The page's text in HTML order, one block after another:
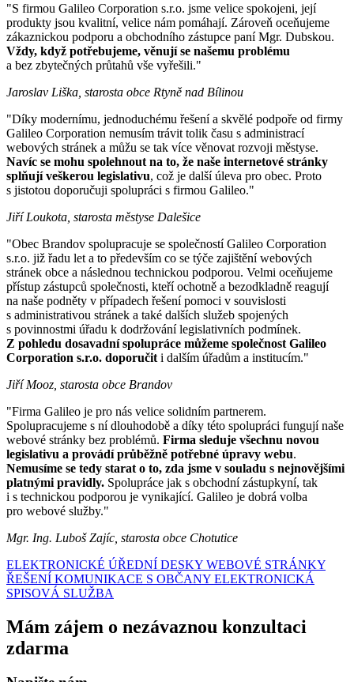
"S firmou Galileo Corporation s.r.o. jsme velice spokojeni, její
produkty jsou kvalitní, velice nám pomáhají. Zároveň oceňujeme
zákaznickou podporu a obchodního zástupce paní Mgr. Dubskou.
Vždy, když potřebujeme, věnují se našemu problému
a bez zbytečných průtahů vše vyřešili."
Jaroslav Liška, starosta obce Rtyně nad Bílinou
"Díky modernímu, jednoduchému řešení a skvělé podpoře od firmy
Galileo Corporation nemusím trávit tolik času s administrací
webových stránek a můžu se tak více věnovat rozvoji městyse.
Navíc se mohu spolehnout na to, že naše internetové stránky
splňují veškerou legislativu, což je další úleva pro obec. Proto
s jistotou doporučuji spolupráci s firmou Galileo."
Jiří Loukota, starosta městyse Dalešice
"Obec Brandov spolupracuje se společností Galileo Corporation
s.r.o. již řadu let a to především co se týče zajištění webových
stránek obce a následnou technickou podporou. Velmi oceňujeme
přístup zástupců společnosti, kteří ochotně a bezodkladně reagují
na naše podněty v případech řešení pomoci v souvislosti
s administrativou stránek a také dalších služeb spojených
s povinnostmi úřadu k dodržování legislativních podmínek.
Z pohledu dosavadní spolupráce můžeme společnost Galileo
Corporation s.r.o. doporučit i dalším úřadům a institucím."
Jiří Mooz, starosta obce Brandov
"Firma Galileo je pro nás velice solidním partnerem.
Spolupracujeme s ní dlouhodobě a díky této spolupráci fungují naše
webové stránky bez problémů. Firma sleduje všechnu novou
legislativu a provádí průběžně potřebné úpravy webu.
Nemusíme se tedy starat o to, zda jsme v souladu s nejnovějšími
platnými pravidly. Spolupráce jak s obchodní zástupkyní, tak
i s technickou podporou je vynikající. Galileo je dobrá volba
pro webové služby."
Mgr. Ing. Luboš Zajíc, starosta obce Chotutice
ELEKTRONICKÉ ÚŘEDNÍ DESKY WEBOVÉ STRÁNKY
ŘEŠENÍ KOMUNIKACE S OBČANY ELEKTRONICKÁ
SPISOVÁ SLUŽBA
Mám zájem o nezávaznou konzultaci
zdarma